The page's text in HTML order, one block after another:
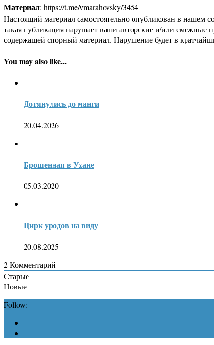
Материал: https://t.me/vmarahovsky/3454
Настоящий материал самостоятельно опубликован в нашем
такая публикация нарушает ваши авторские и/или смежные
содержащей спорный материал. Нарушение будет в
You may also like...
Дотянулись до манги
20.04.2026
Брошенная в Ухане
05.03.2020
Цирк уродов на виду
20.08.2025
2Комментарий
Старые
Новые
Follow: